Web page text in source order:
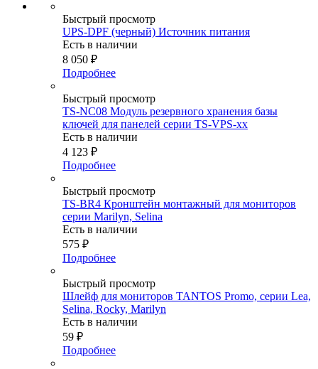
Быстрый просмотр
UPS-DPF (черный) Источник питания
Есть в наличии
8 050 ₽
Подробнее
Быстрый просмотр
TS-NC08 Модуль резервного хранения базы
ключей для панелей серии TS-VPS-xx
Есть в наличии
4 123 ₽
Подробнее
Быстрый просмотр
TS-BR4 Кронштейн монтажный для мониторов
серии Marilyn, Selina
Есть в наличии
575 ₽
Подробнее
Быстрый просмотр
Шлейф для мониторов TANTOS Promo, серии Lea,
Selina, Rocky, Marilyn
Есть в наличии
59 ₽
Подробнее